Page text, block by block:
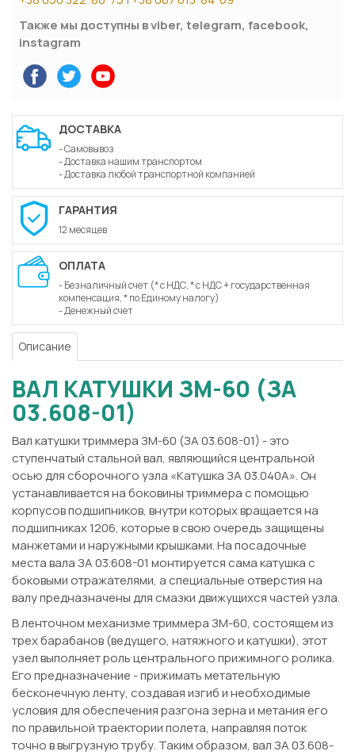
Также мы доступны в viber, telegram, facebook,
instagram
ДОСТАВКА
- Самовывоз
- Доставка нашим транспортом
- Доставка любой транспортной компанией
ГАРАНТИЯ
12 месяцев
ОПЛАТА
- Безналичный счет (* с НДС, * с НДС + государственная
компенсация, * по Единому налогу)
- Денежный счет
Описание
ВАЛ КАТУШКИ ЗМ-60 (ЗА
03.608-01)
Вал катушки триммера ЗМ-60 (ЗА 03.608-01) - это
ступенчатый стальной вал, являющийся центральной
осью для сборочного узла «Катушка ЗА 03.040А». Он
устанавливается на боковины триммера с помощью
корпусов подшипников, внутри которых вращается на
подшипниках 1206, которые в свою очередь защищены
манжетами и наружными крышками. На посадочные
места вала ЗА 03.608-01 монтируется сама катушка с
боковыми отражателями, а специальные отверстия на
валу предназначены для смазки движущихся частей узла.
В ленточном механизме триммера ЗМ-60, состоящем из
трех барабанов (ведущего, натяжного и катушки), этот
узел выполняет роль центрального прижимного ролика.
Его предназначение - прижимать метательную
бесконечную ленту, создавая изгиб и необходимые
условия для обеспечения разгона зерна и метания его
по правильной траектории полета, направляя поток
точно в выгрузную трубу. Таким образом, вал ЗА 03.608-